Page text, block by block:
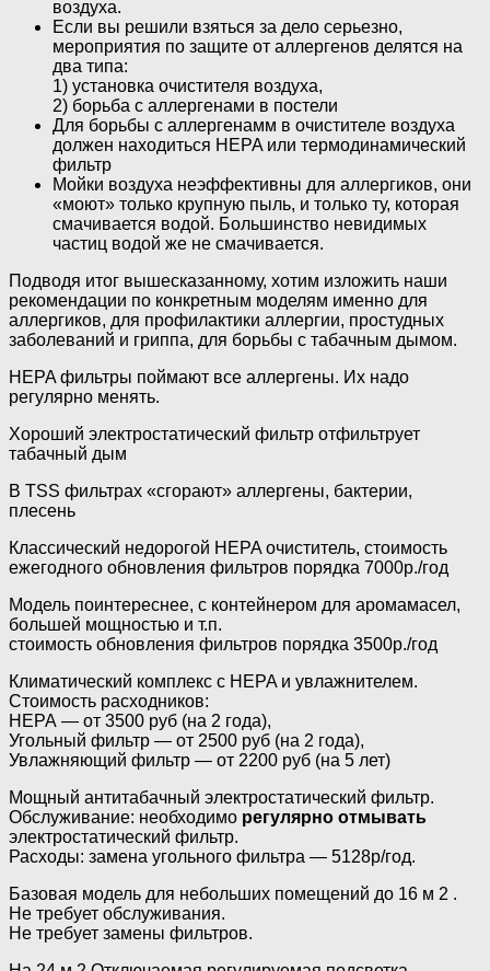
воздуха.
Если вы решили взяться за дело серьезно,
мероприятия по защите от аллергенов делятся на
два типа:
1) установка очистителя воздуха,
2) борьба с аллергенами в постели
Для борьбы с аллергенамм в очистителе воздуха
должен находиться HEPA или термодинамический
фильтр
Мойки воздуха неэффективны для аллергиков, они
«моют» только крупную пыль, и только ту, которая
смачивается водой. Большинство невидимых
частиц водой же не смачивается.
Подводя итог вышесказанному, хотим изложить наши
рекомендации по конкретным моделям именно для
аллергиков, для профилактики аллергии, простудных
заболеваний и гриппа, для борьбы с табачным дымом.
HEPA фильтры поймают все аллергены. Их надо
регулярно менять.
Хороший электростатический фильтр отфильтрует
табачный дым
В TSS фильтрах «сгорают» аллергены, бактерии,
плесень
Классический недорогой HEPA очиститель, стоимость
ежегодного обновления фильтров порядка 7000р./год
Модель поинтереснее, с контейнером для аромамасел,
большей мощностью и т.п.
стоимость обновления фильтров порядка 3500р./год
Климатический комплекс с HEPA и увлажнителем.
Стоимость расходников:
НЕРА — от 3500 руб (на 2 года),
Угольный фильтр — от 2500 руб (на 2 года),
Увлажняющий фильтр — от 2200 руб (на 5 лет)
Мощный антитабачный электростатический фильтр.
Обслуживание: необходимо регулярно отмывать
электростатический фильтр.
Расходы: замена угольного фильтра — 5128р/год.
Базовая модель для небольших помещений до 16 м 2 .
Не требует обслуживания.
Не требует замены фильтров.